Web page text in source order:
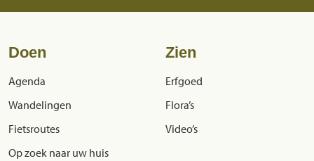
Doen
Agenda
Wandelingen
Fietsroutes
Op zoek naar uw huis
Zien
Erfgoed
Flora’s
Video’s